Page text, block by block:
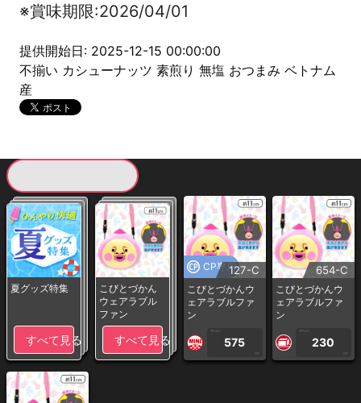
※賞味期限:2026/04/01
提供開始日: 2025-12-15 00:00:00
不揃い カシューナッツ 素煎り 無塩 おつまみ ベトナム
産
夏グッズ特集
すべて見る
こびとづかん
ウェアラブル
ファン
すべて見る
CP専用127-C
こびとづかんウ
ェアラブルファ
ン
1PLAY
575
CP
654-C
こびとづかんウ
ェアラブルファ
ン
1PLAY
230
CP